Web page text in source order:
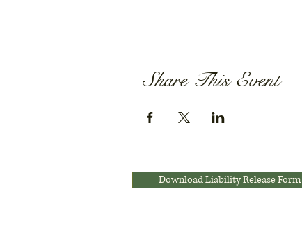
Share This Event
Download Liability Release Form